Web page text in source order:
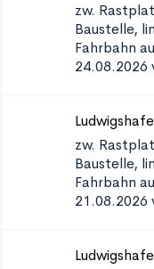
zw.
Baustelle,
Fahrbahn
24.08.2026
zw.
Baustelle,
Fahrbahn
21.08.2026